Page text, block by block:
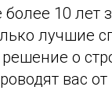
более 10 лет
лучшие
о
вас